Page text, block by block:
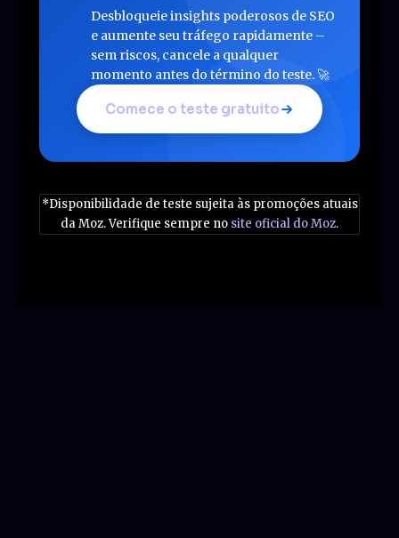
Desbloqueie insights poderosos de SEO
e aumente seu tráfego rapidamente –
sem riscos, cancele a qualquer
momento antes do término do teste. 🚀
Comece o teste gratuito
*Disponibilidade de teste sujeita às promoções atuais
da Moz. Verifique sempre no site oficial do Moz.